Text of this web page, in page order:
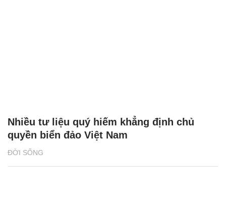
ĐỜI SỐNG
Nhiều tư liệu quý hiếm khẳng định chủ
quyền biển đảo Việt Nam